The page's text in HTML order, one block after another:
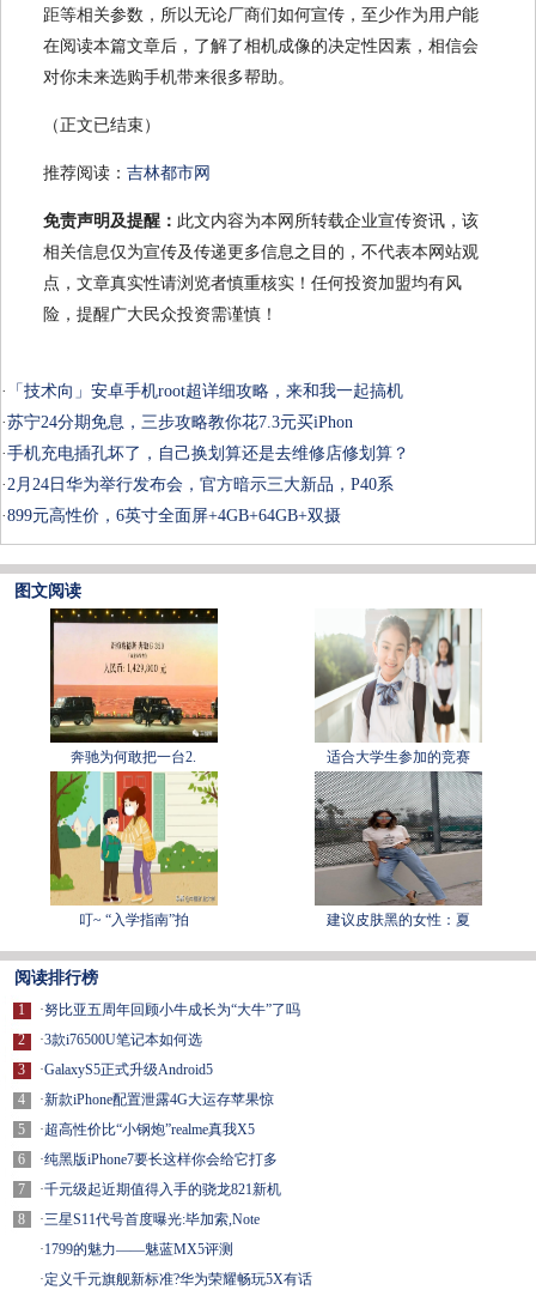
距等相关参数，所以无论厂商们如何宣传，至少作为用户能
在阅读本篇文章后，了解了相机成像的决定性因素，相信会
对你未来选购手机带来很多帮助。
（正文已结束）
推荐阅读： 吉林都市网
免责声明及提醒： 此文内容为本网所转载企业宣传资讯，该
相关信息仅为宣传及传递更多信息之目的，不代表本网站观
点，文章真实性请浏览者慎重核实！任何投资加盟均有风
险，提醒广大民众投资需谨慎！
·
「技术向」安卓手机root超详细攻略，来和我一起搞机
·苏宁24分期免息，三步攻略教你花7.3元买iPhon
·手机充电插孔坏了，自己换划算还是去维修店修划算？
·2月24日华为举行发布会，官方暗示三大新品，P40系
·899元高性价，6英寸全面屏+4GB+64GB+双摄
图文阅读
奔驰为何敢把一台2. 适合大学生参加的竞赛
叮~ “入学指南”拍 建议皮肤黑的女性：夏
阅读排行榜
1
2
3
4
5
6
7
8
·努比亚五周年回顾小牛成长为“大牛”了吗
·3款i76500U笔记本如何选
·GalaxyS5正式升级Android5
·新款iPhone配置泄露4G大运存苹果惊
·超高性价比“小钢炮”realme真我X5
·纯黑版iPhone7要长这样你会给它打多
·千元级起近期值得入手的骁龙821新机
·三星S11代号首度曝光:毕加索,Note
·1799的魅力——魅蓝MX5评测
·定义千元旗舰新标准?华为荣耀畅玩5X有话